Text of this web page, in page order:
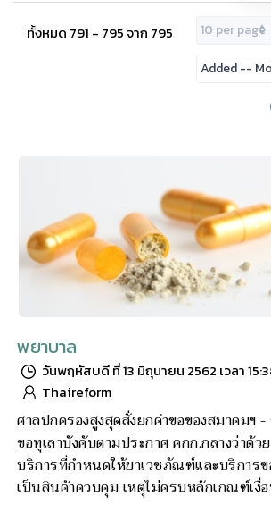
ทั้งหมด 791 - 795 จาก 795
พยาบาล
วันพฤหัสบดี ที่ 13 มิถุนายน 2562 เวลา
Thaireform
ศาลปกครองสูงสุดสั่งยกคำขอของสมาคมฯ
ขอทุเลาบังคับตามประกาศ คกก.กลางว่าด้ว
บริการที่กำหนดให้ยาเวชภัณฑ์และบริการ
เป็นสินค้าควบคุม เหตุไม่ครบหลักเกณฑ์เงื่